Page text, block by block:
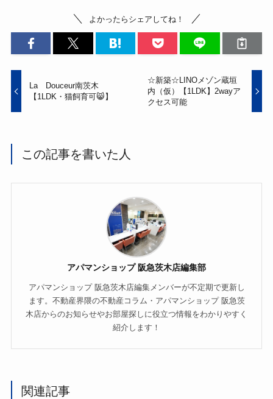
o
k
よかったらシェアしてね！
La Douceur南茨木
【1LDK・猫飼育可😸】
☆新築☆LINOメゾン蔵垣
内（仮）【1LDK】2wayア
クセス可能
この記事を書いた人
アパマンショップ 阪急茨木店編集部
アパマンショップ 阪急茨木店編集メンバーが不定期で更新し
ます。不動産界隈の不動産コラム・アパマンショップ 阪急茨
木店からのお知らせやお部屋探しに役立つ情報をわかりやすく
紹介します！
関連記事